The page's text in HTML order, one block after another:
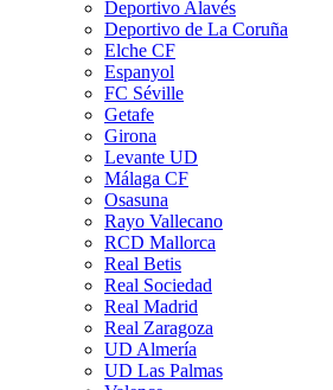
Deportivo Alavés
Deportivo de La Coruña
Elche CF
Espanyol
FC Séville
Getafe
Girona
Levante UD
Málaga CF
Osasuna
Rayo Vallecano
RCD Mallorca
Real Betis
Real Sociedad
Real Madrid
Real Zaragoza
UD Almería
UD Las Palmas